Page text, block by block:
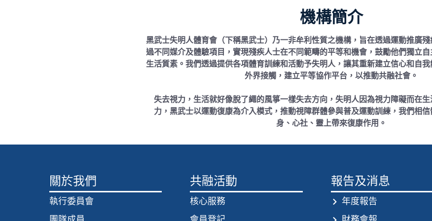
機構簡介
黑武士失明人體育會（下稱黑武士）乃一非牟利性質之機構，旨在透過運動推廣
過不同媒介及體驗項目，實現殘疾人士在不同範疇的平等和機會，鼓勵他們獨立
生活質素。我們透過提供各項體育訓練和活動予失明人，讓其重新建立信心和自
外界接觸，建立平等協作平台，以推動共融社會。
失去視力，生活就好像脫了繩的風箏一樣失去方向，失明人因為視力障礙而在
力，黑武士以運動復康為介入模式，推動視障群體參與普及運動訓練，我們相
身、心社、靈上帶來復康作用。
關於我們
執行委員會
共融活動
核心服務
報告及消息
年度報告